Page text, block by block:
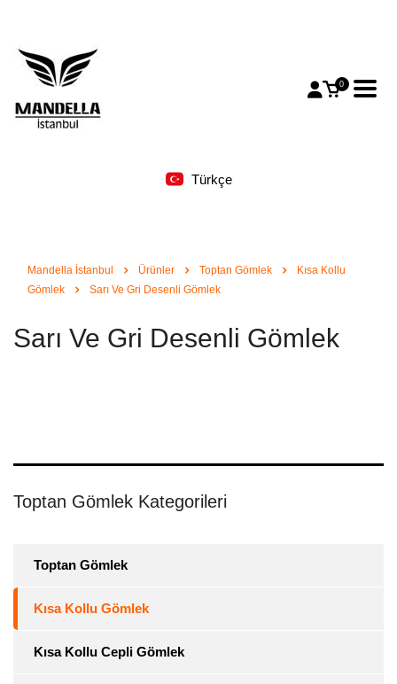
0
Türkçe
Mandella İstanbul Ürünler Toptan Gömlek
Kısa Kollu
Gömlek
Sarı Ve Gri Desenli Gömlek
Sarı Ve Gri Desenli Gömlek
Toptan Gömlek Kategorileri
Toptan Gömlek
Kısa Kollu Gömlek
Kısa Kollu Cepli Gömlek